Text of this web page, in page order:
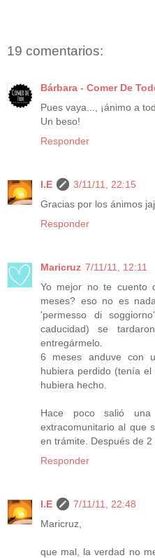
19 comentarios:
Bárbara - Comer De
Pues vaya..., ¡ánimo a
Un beso!
Responder
I.E
3/11/11, 22:15
Gracias por los ánimos
Responder
Maricruz 7/11/11, 12:11
Yo mejor no te cuento
meses? eso no es
'permesso di
caducidad) se
entregármelo.
6 meses anduve con
hubiera perdido (tenía
hubiera hecho.
Hace poco salió
extracomunitario al que
en trámite. Después de 2
Responder
I.E
7/11/11, 22:48
Maricruz,
que mal, la verdad no